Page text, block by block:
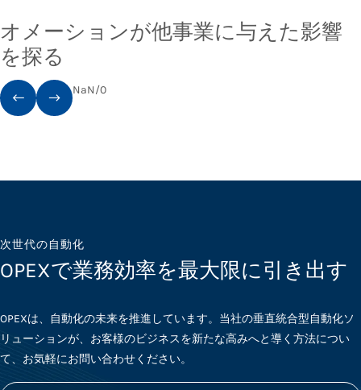
オメーションが他事業に与えた影響
を探る
NaN/0
次世代の自動化
OPEXで業務効率を最大限に引き出す
OPEXは、自動化の未来を推進しています。当社の垂直統合型自動化ソ
リューションが、お客様のビジネスを新たな高みへと導く方法につい
て、お気軽にお問い合わせください。